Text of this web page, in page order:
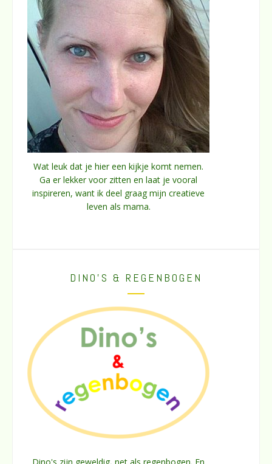
Wat leuk dat je hier een kijkje komt nemen.
Ga er lekker voor zitten en laat je vooral
inspireren, want ik deel graag mijn creatieve
leven als mama.
DINO’S & REGENBOGEN